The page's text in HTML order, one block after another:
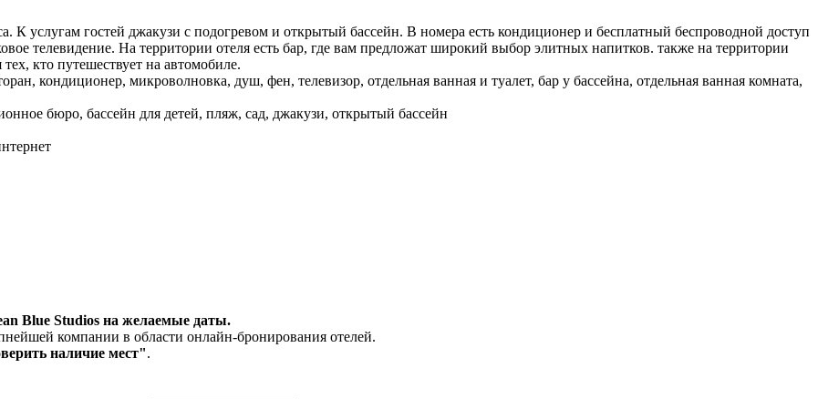
К услугам гостей джакузи с подогревом и открытый бассейн. В номера есть кондиционер и бесплатный беспроводной доступ
телевидение. На территории отеля есть бар, где вам предложат широкий выбор элитных напитков. также на территории
кто путешествует на автомобиле.
кондиционер, микроволновка, душ, фен, телевизор, отдельная ванная и туалет, бар у бассейна, отдельная ванная комната,
бюро, бассейн для детей, пляж, сад, джакузи, открытый бассейн
Blue Studios на желаемые даты.
компании в области онлайн-бронирования отелей.
наличие мест".